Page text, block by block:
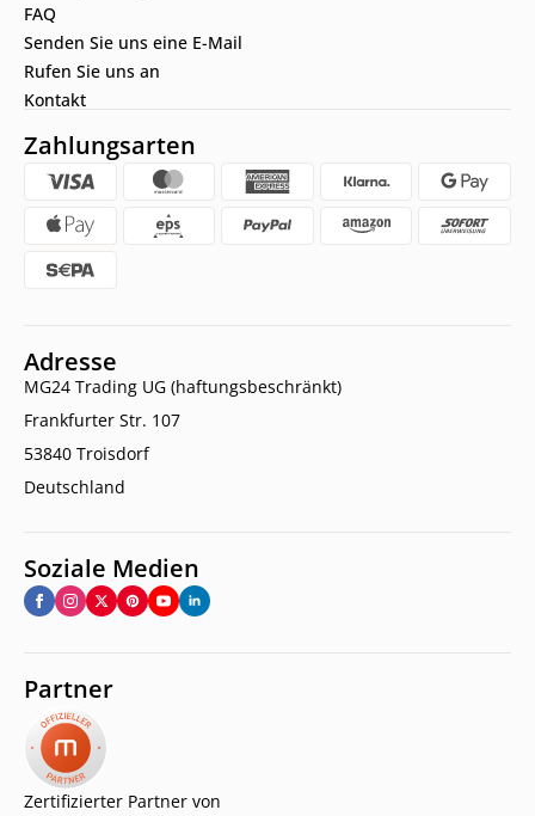
FAQ
Senden Sie uns eine E-Mail
Rufen Sie uns an
Kontakt
Zahlungsarten
Adresse
MG24 Trading UG (haftungsbeschränkt)
Frankfurter Str. 107
53840 Troisdorf
Deutschland
Soziale Medien
Partner
Zertifizierter Partner von